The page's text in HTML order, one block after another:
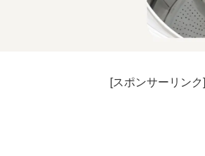
[スポンサーリンク]